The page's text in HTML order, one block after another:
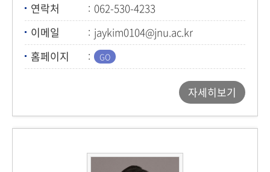
연락처
062-530-4233
이메일
jaykim0104@jnu.ac.kr
홈페이지
자세히보기